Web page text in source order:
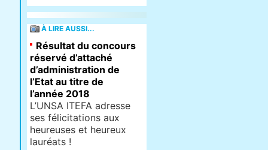
À LIRE AUSSI...
Résultat du concours
réservé d’attaché
d’administration de
l’Etat au titre de
l’année 2018
L’UNSA ITEFA adresse
ses félicitations aux
heureuses et heureux
lauréats !